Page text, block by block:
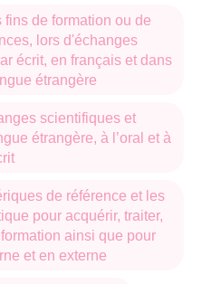
de formation ou de
lors d'échanges
écrit, en français et dans
étrangère
scientifiques et
étrangère, à l’oral et à
de référence et les
pour acquérir, traiter,
ainsi que pour
et en externe